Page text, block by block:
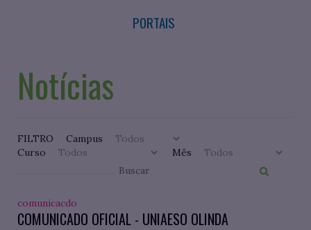
PORTAIS
Notícias
FILTRO
Campus
Curso
Mês
comunicacdo
COMUNICADO OFICIAL - UNIAESO OLINDA